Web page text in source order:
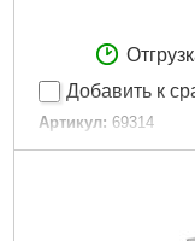
Добавить к
Артикул: 69314
Код товара: 29.50.72